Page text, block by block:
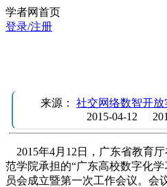
学者网首页
登录/注册
来源：社交网络数智开
2015-04-12
2015年4月12日，广东省教育
范学院承担的“广东高校数字化
员会成立暨第一次工作会议。会